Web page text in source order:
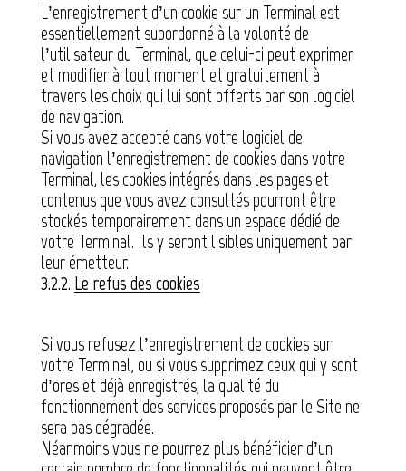
L’enregistrement d’un cookie sur un Terminal est
essentiellement subordonné à la volonté de
l’utilisateur du Terminal, que celui-ci peut exprimer
et modifier à tout moment et gratuitement à
travers les choix qui lui sont offerts par son logiciel
de navigation.
Si vous avez accepté dans votre logiciel de
navigation l’enregistrement de cookies dans votre
Terminal, les cookies intégrés dans les pages et
contenus que vous avez consultés pourront être
stockés temporairement dans un espace dédié de
votre Terminal. Ils y seront lisibles uniquement par
leur émetteur.
3.2.2. Le refus des cookies
Si vous refusez l’enregistrement de cookies sur
votre Terminal, ou si vous supprimez ceux qui y sont
d’ores et déjà enregistrés, la qualité du
fonctionnement des services proposés par le Site ne
sera pas dégradée.
Néanmoins vous ne pourrez plus bénéficier d’un